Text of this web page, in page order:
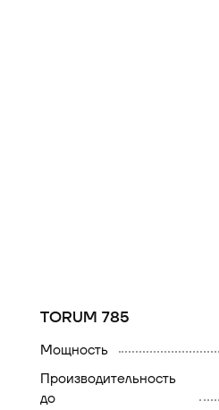
TORUM 785
мощность
производительность
до